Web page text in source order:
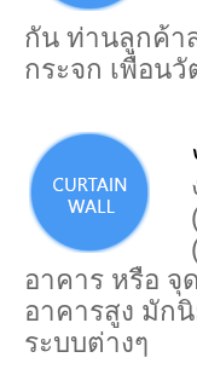
กัน ท่านลูกค้า
กระจก เพื่อน
อาคาร หรือ
อาคารสูง มัก
ระบบต่างๆ